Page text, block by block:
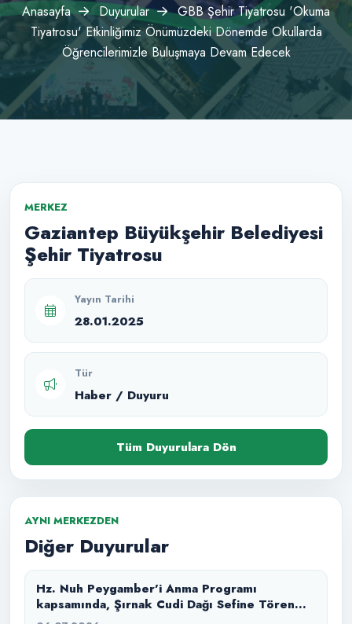
Anasayfa Duyurular
GBB Şehir Tiyatrosu 'Okuma
Tiyatrosu' Etkinliğimiz Önümüzdeki Dönemde Okullarda
Öğrencilerimizle Buluşmaya Devam Edecek
MERKEZ
Gaziantep Büyükşehir Belediyesi
Şehir Tiyatrosu
Yayın Tarihi
28.01.2025
Tür
Haber / Duyuru
Tüm Duyurulara Dön
AYNI MERKEZDEN
Diğer Duyurular
Hz. Nuh Peygamber’i Anma Programı
kapsamında, Şırnak Cudi Dağı Sefine Tören
Alanı’nda “Büyük Tufan” masal anlatımı ile